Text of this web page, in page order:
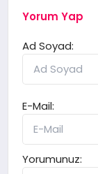
Yorum Yap
Ad Soyad:
E-Mail:
Yorumunuz: